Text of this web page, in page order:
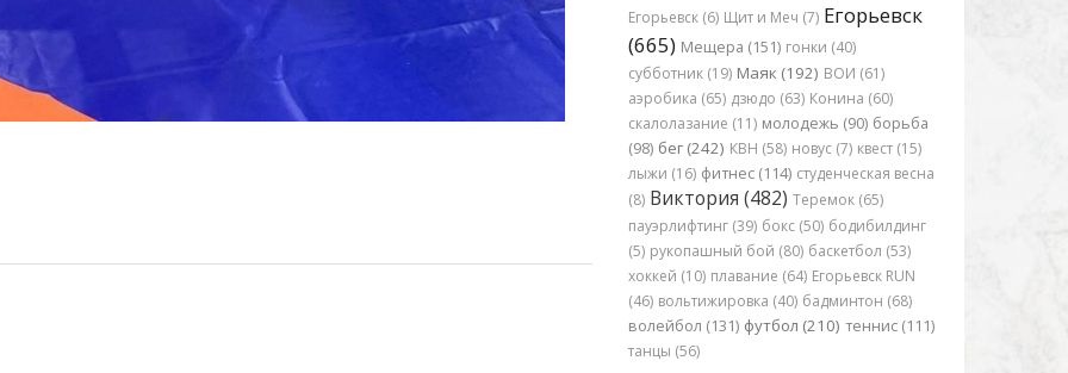
Егорьевск (6) Щит и Меч (7) Егорьевск
(665) Мещера (151) гонки (40)
субботник (19) Маяк (192) ВОИ (61)
аэробика (65) дзюдо (63) Конина (60)
скалолазание (11) молодежь (90) борьба
(98) бег (242) КВН (58) новус (7) квест (15)
лыжи (16) фитнес (114) студенческая весна
(8) Виктория (482) Теремок (65)
пауэрлифтинг (39) бокс (50) бодибилдинг
(5) рукопашный бой (80) баскетбол (53)
хоккей (10) плавание (64) Егорьевск RUN
(46) вольтижировка (40) бадминтон (68)
волейбол (131) футбол (210) теннис (111)
танцы (56)